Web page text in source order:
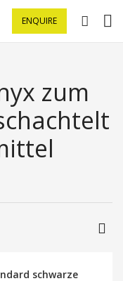
ENQUIRE
zum
schwarze